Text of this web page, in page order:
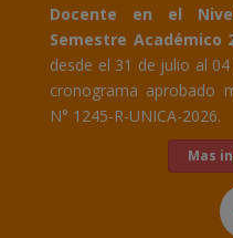
Docente en el
Semestre Académico
desde el 31 de julio al
cronograma aprobado
N° 1245-R-UNICA-2026.
Mas